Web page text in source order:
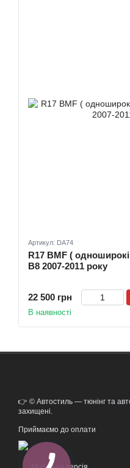
Артикул: DA74
R17 BMF (
B8 2007-2011 року
22 500 грн
В наявності
👉 © Автостиль — тюнінг та
захищені.
Приймаємо до оплати